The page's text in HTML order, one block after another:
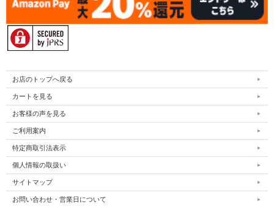
お店のトップへ戻る
カートを見る
お客様の声を見る
ご利用案内
特定商取引法表示
個人情報の取扱い
サイトマップ
お問い合わせ・営業日について